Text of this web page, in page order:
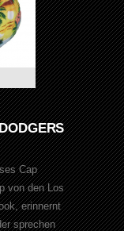
Cap
von den Los
erinnernt
sprechen